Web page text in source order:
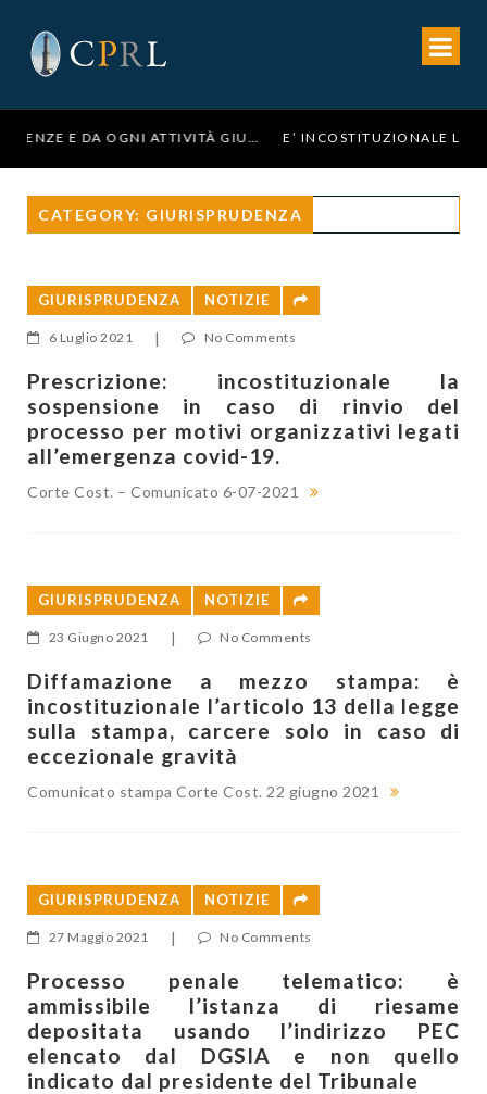
ASTENSIONE DALLE UDIENZE E DA OGNI ATTIVITÀ GIUDIZIARIA NEL SETTORE PENALE PER I GIORNI DAL 23 AL 29 SETTEMBRE 2026
CATEGORY: GIURISPRUDENZA
GIURISPRUDENZA NOTIZIE
6 Luglio 2021 | No Comments
Prescrizione: incostituzionale la
sospensione in caso di rinvio del
processo per motivi organizzativi legati
all’emergenza covid-19.
Corte Cost. – Comunicato 6-07-2021
GIURISPRUDENZA NOTIZIE
23 Giugno 2021 | No Comments
Diffamazione a mezzo stampa: è
incostituzionale l’articolo 13 della legge
sulla stampa, carcere solo in caso di
eccezionale gravità
Comunicato stampa Corte Cost. 22 giugno 2021
GIURISPRUDENZA NOTIZIE
27 Maggio 2021 | No Comments
Processo penale telematico: è
ammissibile l’istanza di riesame
depositata usando l’indirizzo PEC
elencato dal DGSIA e non quello
indicato dal presidente del Tribunale